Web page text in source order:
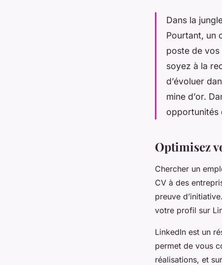
Dans la
Pourtant, un
poste de vos
soyez à la
d’évoluer
mine d’or.
opportunités
Optimisez
Chercher un
CV à des
preuve
votre profil sur
LinkedIn est un
permet de vous
réalisations, et